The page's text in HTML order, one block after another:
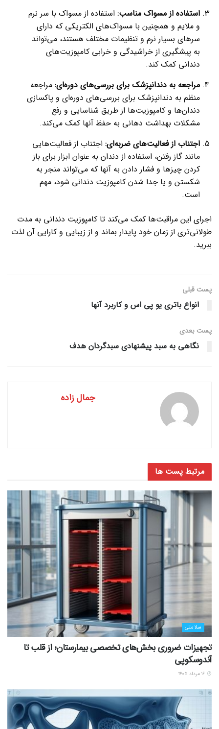
استفاده از مسواک مناسب: استفاده از مسواک با سر نرم
و ملایم و همچنین با مسواک‌های الکتریکی که دارای
سرهای بسیار نرم و تنظیمات مختلف هستند، می‌تواند
به پیشگیری از خراشیدگی و خرابی کامپوزیت‌های
دندانی کمک کند.
مراجعه به دندانپزشک برای بررسی‌های دوره‌ای: مراجعه
منظم به دندانپزشک برای بررسی‌های دوره‌ای و پاکسازی
دندان‌ها و کامپوزیت‌ها از طریق شناسایی و رفع
مشکلات بهداشت دهانی به حفظ آنها کمک می‌کند.
اجتناب از فعالیت‌های ضربه‌ای: اجتناب از فعالیت‌هایی
مانند گاز رفتن، استفاده از دندان به عنوان ابزار برای باز
کردن چیزها و فشار دادن به آنها که می‌تواند منجر به
شکستن و یا جدا شدن کامپوزیت دندانی شود، مهم
است.
اجرای این مراقبت‌ها کمک می‌کند تا کامپوزیت دندانی به مدت
طولانی‌تری از زمان خود پایدار بماند و از زیبایی و کارایی آن لذت
ببرید.
پست قبلی
انواع باتری یو پی اس و کاربرد آنها
پست‌ بعدی
نگاهی به سبد پیشنهادی سبدگردان هدف
جمال زاده
مرتبط پست ها
سلامتی
تجهیزات ضروری بخش‌های تخصصی بیمارستان؛ از قلب تا
آندوسکوپی